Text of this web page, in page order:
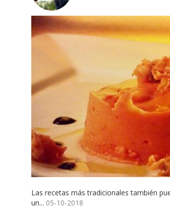
Las recetas más tradicionales también
un... 05-10-2018